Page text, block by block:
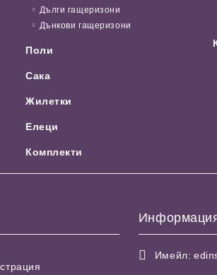
Дълги гащеризони
Дънкови гащеризони
Поли
Сака
Жилетки
Елеци
Комплекти
Имейл: